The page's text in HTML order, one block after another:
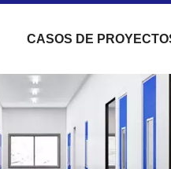
CASOS DE